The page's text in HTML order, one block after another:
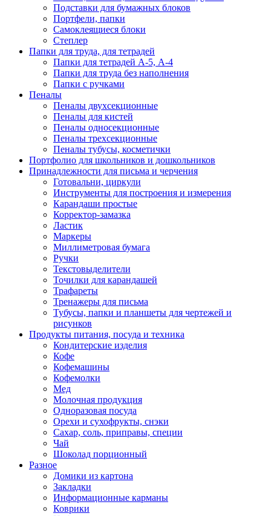
Подставки для бумажных блоков
Портфели, папки
Самоклеящиеся блоки
Степлер
Папки для труда, для тетрадей
Папки для тетрадей А-5, А-4
Папки для труда без наполнения
Папки с ручками
Пеналы
Пеналы двухсекционные
Пеналы для кистей
Пеналы односекционные
Пеналы трехсекционные
Пеналы тубусы, косметички
Портфолио для школьников и дошкольников
Принадлежности для письма и черчения
Готовальни, циркули
Инструменты для построения и измерения
Карандаши простые
Корректор-замазка
Ластик
Маркеры
Миллиметровая бумага
Ручки
Текстовыделители
Точилки для карандашей
Трафареты
Тренажеры для письма
Тубусы, папки и планшеты для чертежей и
рисунков
Продукты питания, посуда и техника
Кондитерские изделия
Кофе
Кофемашины
Кофемолки
Мед
Молочная продукция
Одноразовая посуда
Орехи и сухофрукты, снэки
Сахар, соль, приправы, специи
Чай
Шоколад порционный
Разное
Домики из картона
Закладки
Информационные карманы
Коврики